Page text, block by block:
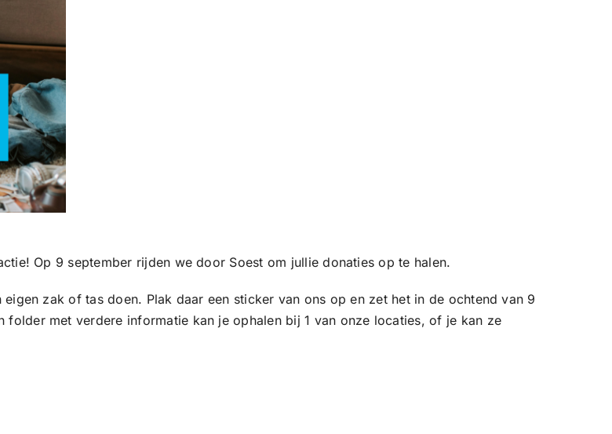
Op 9 september rijden we door Soest om jullie donaties op te halen.
zak of tas doen. Plak daar een sticker van ons op en zet het in de ochtend van 9
folder met verdere informatie kan je ophalen bij 1 van onze locaties, of je kan ze